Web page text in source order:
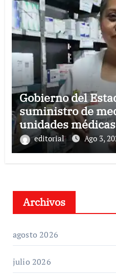
Gobierno del
suministro de
unidades médicas
editorial Ago 3,
Archivos
agosto 2026
julio 2026